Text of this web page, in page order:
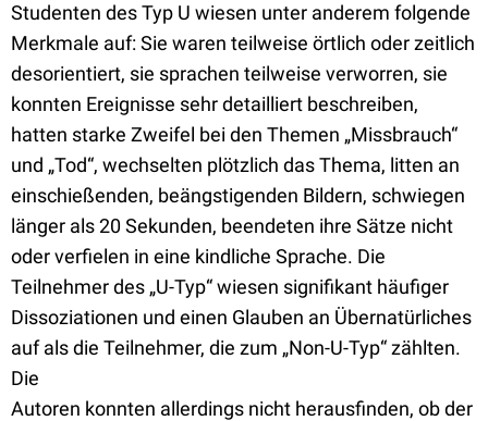
Studenten des Typ U wiesen unter anderem folgende
Merkmale auf: Sie waren teilweise örtlich oder zeitlich
desorientiert, sie sprachen teilweise verworren, sie
konnten Ereignisse sehr detailliert beschreiben,
hatten starke Zweifel bei den Themen „Missbrauch“
und „Tod“, wechselten plötzlich das Thema, litten an
einschießenden, beängstigenden Bildern, schwiegen
länger als 20 Sekunden, beendeten ihre Sätze nicht
oder verfielen in eine kindliche Sprache. Die
Teilnehmer des „U-Typ“ wiesen signifikant häufiger
Dissoziationen und einen Glauben an Übernatürliches
auf als die Teilnehmer, die zum „Non-U-Typ“ zählten.
Die
Autoren konnten allerdings nicht herausfinden, ob der